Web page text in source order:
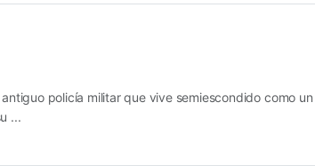
policía militar que vive semiescondido como un
...